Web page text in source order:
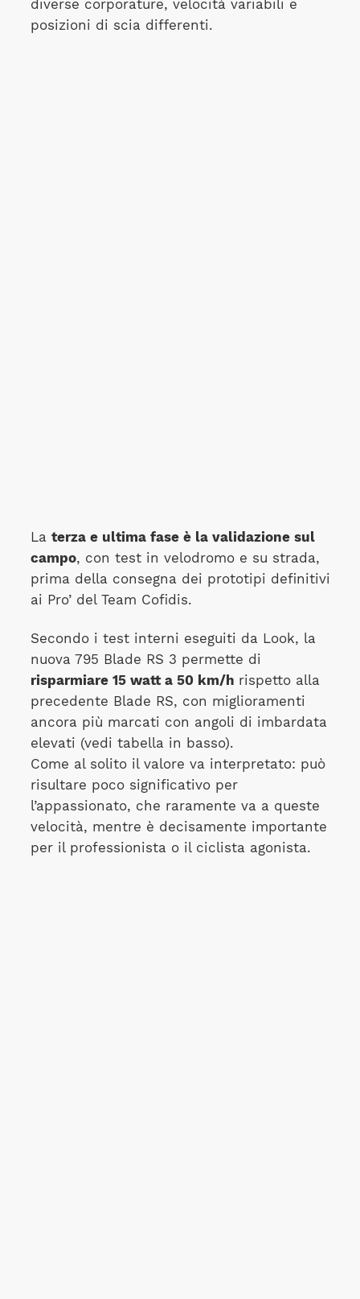
diverse corporature, velocità variabili e
posizioni di scia differenti.
La terza e ultima fase è la validazione sul
campo, con test in velodromo e su strada,
prima della consegna dei prototipi definitivi
ai Pro’ del Team Cofidis.
Secondo i test interni eseguiti da Look, la
nuova 795 Blade RS 3 permette di
risparmiare 15 watt a 50 km/h rispetto alla
precedente Blade RS, con miglioramenti
ancora più marcati con angoli di imbardata
elevati (vedi tabella in basso).
Come al solito il valore va interpretato: può
risultare poco significativo per
l’appassionato, che raramente va a queste
velocità, mentre è decisamente importante
per il professionista o il ciclista agonista.